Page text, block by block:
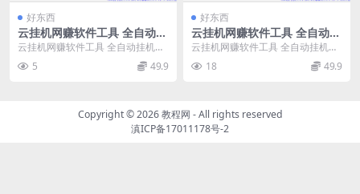
好东西
云挂机网赚软件工具 全自动挂
机赚钱软件
云挂机网赚软件工具 全自动挂机赚
钱软件 挂机赚钱挂机宝软件来做CP
A易语言源码分...
5 49.9
好东西
云挂机网赚软件工具 全自动挂
机赚钱软件
云挂机网赚软件工具 全自动挂机赚
钱软件 挂机赚钱挂机宝软件来做CP
A易语言源码分...
18 49.9
Copyright ©2026教程网 - All rights reserved
滇ICP备17011178号-2